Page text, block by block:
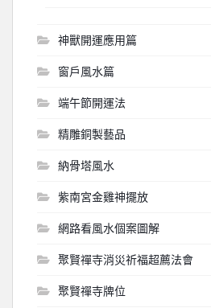
神獸開運應用篇
窗戶風水篇
端午節開運法
精雕銅製藝品
納骨塔風水
紫南宮金雞神擺放
網路看風水個案圖解
聚賢禪寺消災祈福超薦法會
聚賢禪寺牌位